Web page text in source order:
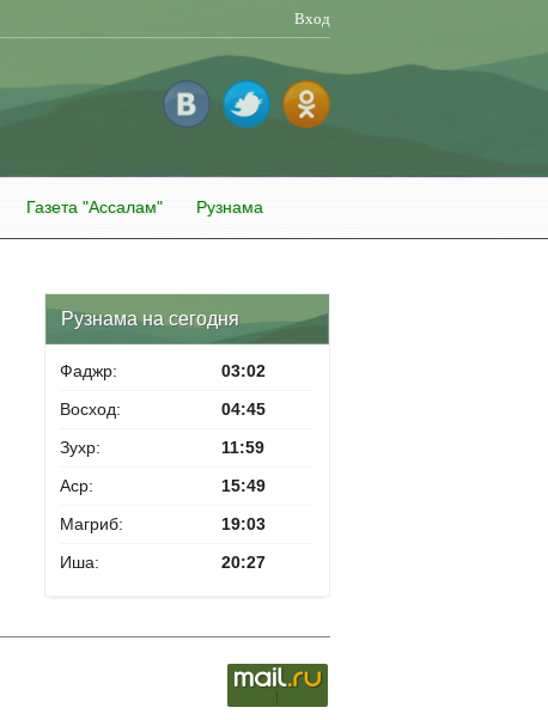
Вход
Газета "Ассалам" Рузнама
Рузнама на сегодня
Фаджр:
03:02
Восход:
04:45
Зухр:
11:59
Аср:
15:49
Магриб:
19:03
Иша:
20:27